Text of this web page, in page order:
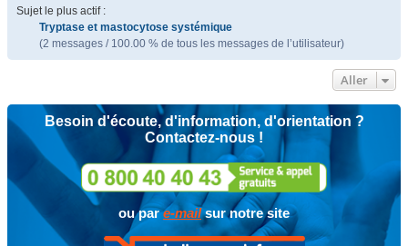
Sujet le plus actif :
Tryptase et mastocytose systémique
(2 messages / 100.00 % de tous les messages de l’utilisateur)
Aller
Besoin d'écoute, d'information, d'orientation ?
Contactez-nous !
ou pare-mailsur notre site